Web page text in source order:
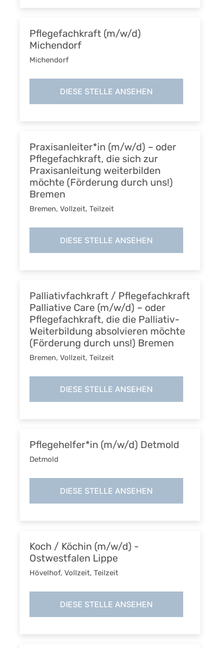
Pflegefachkraft (m/w/d)
Michendorf
Michendorf
DIESE STELLE ANSEHEN
Praxisanleiter*in (m/w/d) – oder
Pflegefachkraft, die sich zur
Praxisanleitung weiterbilden
möchte (Förderung durch uns!)
Bremen
Bremen, Vollzeit, Teilzeit
DIESE STELLE ANSEHEN
Palliativfachkraft / Pflegefachkraft
Palliative Care (m/w/d) – oder
Pflegefachkraft, die die Palliativ-
Weiterbildung absolvieren möchte
(Förderung durch uns!) Bremen
Bremen, Vollzeit, Teilzeit
DIESE STELLE ANSEHEN
Pflegehelfer*in (m/w/d) Detmold
Detmold
DIESE STELLE ANSEHEN
Koch / Köchin (m/w/d) -
Ostwestfalen Lippe
Hövelhof, Vollzeit, Teilzeit
DIESE STELLE ANSEHEN